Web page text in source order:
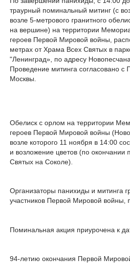
траурный поминальный митинг (с
возле 5-метрового гранитного
на вершине) на территории
героев Первой Мировой войны,
метрах от Храма Всех Святых в
"Ленинград», по адресу
Проведение митинга согласовано с
Москвы.
Обелиск с орлом на территории
героев Первой Мировой войны
возле которого 11 ноября в 14:00
и возложение цветов (по
Святых на Соколе).
Организаторы панихиды и митинга
участников Первой Мировой войны,
Поминальная акция приурочена к
94-летию окончания Первой